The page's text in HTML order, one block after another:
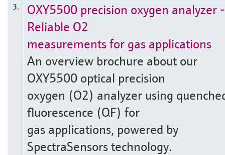
3.
OXY5500 precision oxygen analyzer -
Reliable O2
measurements for gas applications
An overview brochure about our
OXY5500 optical precision
oxygen (O2) analyzer using
fluorescence (QF) for
gas applications, powered by
SpectraSensors technology.